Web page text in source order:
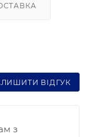
ВІДГУК
з